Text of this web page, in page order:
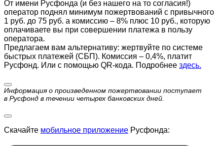
От имени Русфонда (и без нашего на то согласия!)
оператор поднял минимум пожертвований с привычного
1 руб. до 75 руб. а комиссию – 8% плюс 10 руб., которую
оплачиваете вы при совершении платежа в пользу
оператора.
Предлагаем вам альтернативу: жертвуйте по cистеме
быстрых платежей (СБП). Комиссия – 0,4%, платит
Русфонд. Или с помощью QR-кода. Подробнее здесь.
Информация о произведенном пожертвовании поступает
в Русфонд в течении четырех банковских дней.
Скачайте мобильное приложение Русфонда: